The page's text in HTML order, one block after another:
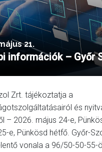
21.
információk – Győr
Zrt. tájékoztatja a
és
– 2026. május 24-e,
e, Pünkösd hétfő. Győr-
vonala a 96/50-50-55-